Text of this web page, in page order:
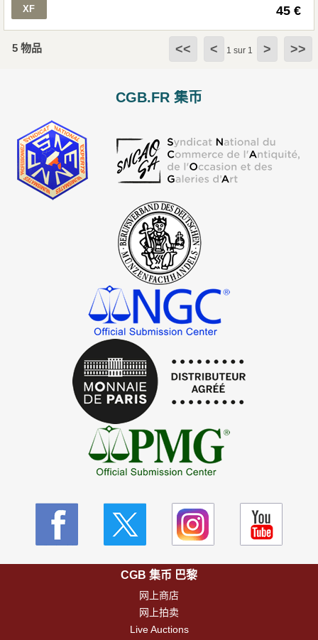
XF 45 €
5 物品 << < 1 sur 1 > >>
CGB.FR 集币
CGB 集币 巴黎
网上商店
网上拍卖
Live Auctions